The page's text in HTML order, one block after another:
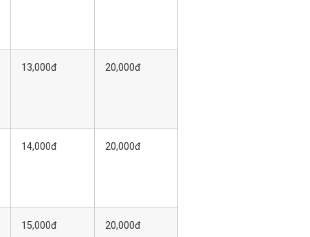
13,000đ 20,000đ
14,000đ 20,000đ
15,000đ 20,000đ